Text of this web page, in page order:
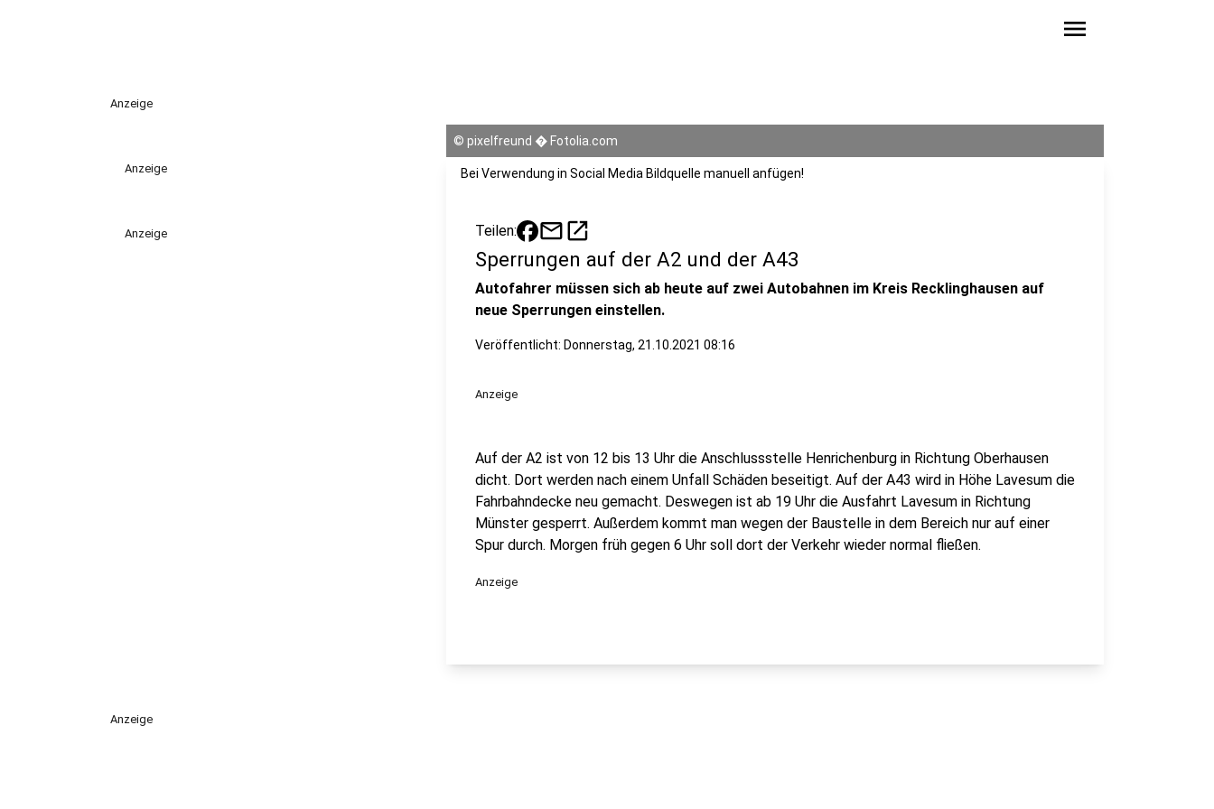
menu
Anzeige
Anzeige
Anzeige
© pixelfreund � Fotolia.com
Bei Verwendung in Social Media Bildquelle manuell anfügen!
Teilen: mailopen_in_new
Sperrungen auf der A2 und der A43
Autofahrer müssen sich ab heute auf zwei Autobahnen im Kreis Recklinghausen auf
neue Sperrungen einstellen.
Veröffentlicht: Donnerstag, 21.10.2021 08:16
Anzeige
Auf der A2 ist von 12 bis 13 Uhr die Anschlussstelle Henrichenburg in Richtung Oberhausen
dicht. Dort werden nach einem Unfall Schäden beseitigt. Auf der A43 wird in Höhe Lavesum die
Fahrbahndecke neu gemacht. Deswegen ist ab 19 Uhr die Ausfahrt Lavesum in Richtung
Münster gesperrt. Außerdem kommt man wegen der Baustelle in dem Bereich nur auf einer
Spur durch. Morgen früh gegen 6 Uhr soll dort der Verkehr wieder normal fließen.
Anzeige
Anzeige